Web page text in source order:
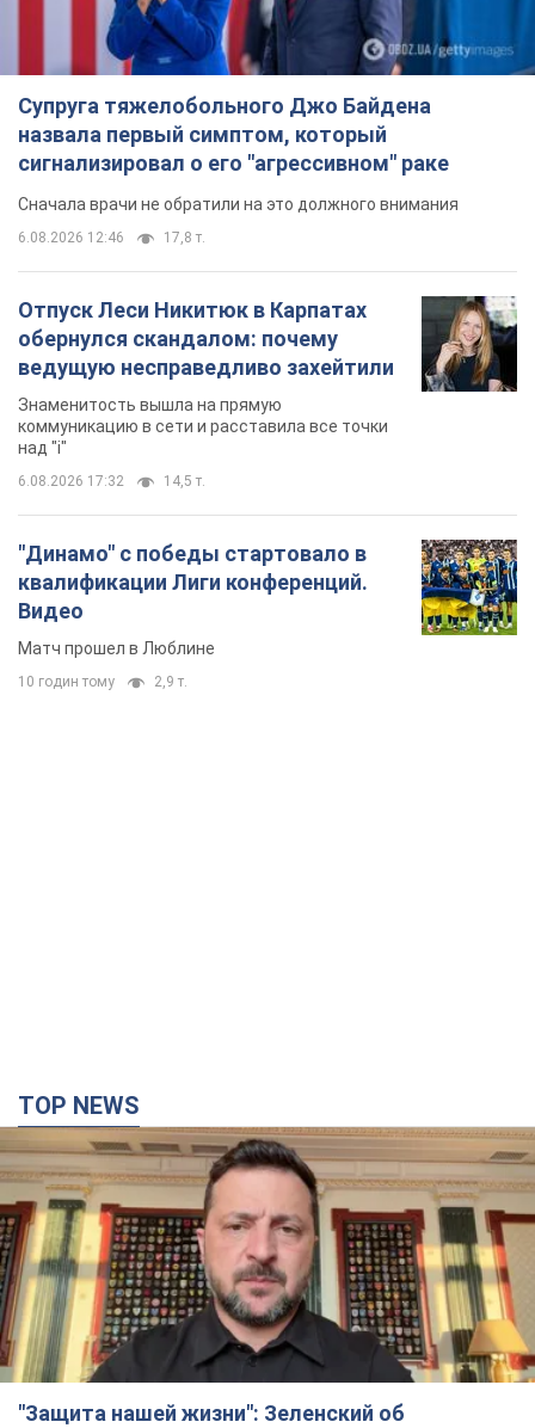
Супруга тяжелобольного Джо Байдена
назвала первый симптом, который
сигнализировал о его "агрессивном" раке
Сначала врачи не обратили на это должного внимания
6.08.2026 12:46 17,8 т.
Отпуск Леси Никитюк в Карпатах
обернулся скандалом: почему
ведущую несправедливо захейтили
Знаменитость вышла на прямую
коммуникацию в сети и расставила все точки
над "i"
6.08.2026 17:32 14,5 т.
"Динамо" с победы стартовало в
квалификации Лиги конференций.
Видео
Матч прошел в Люблине
10 годин тому 2,9 т.
TOP NEWS
"Защита нашей жизни": Зеленский об